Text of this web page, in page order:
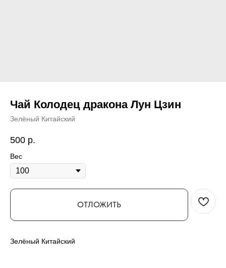
Чай Колодец дракона Лун Цзин
Зелёный Китайский
500 р.
Вес
ОТЛОЖИТЬ
Зелёный Китайский